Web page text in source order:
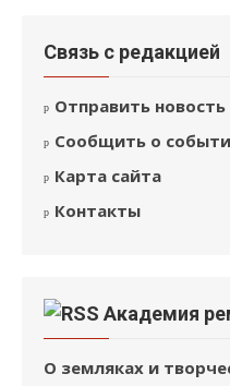
Связь с редакцией
Отправить
Сообщить о
Карта сайта
Контакты
Академия
О земляках и